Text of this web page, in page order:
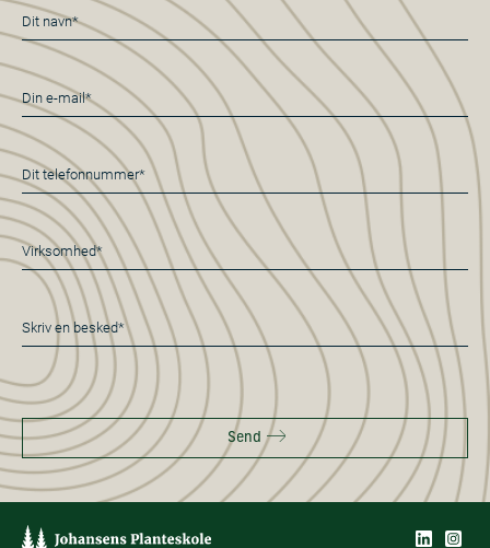
Navn
*
E-
mail
*
Telefon
*
Virksomhed*
*
Besked
*
Send